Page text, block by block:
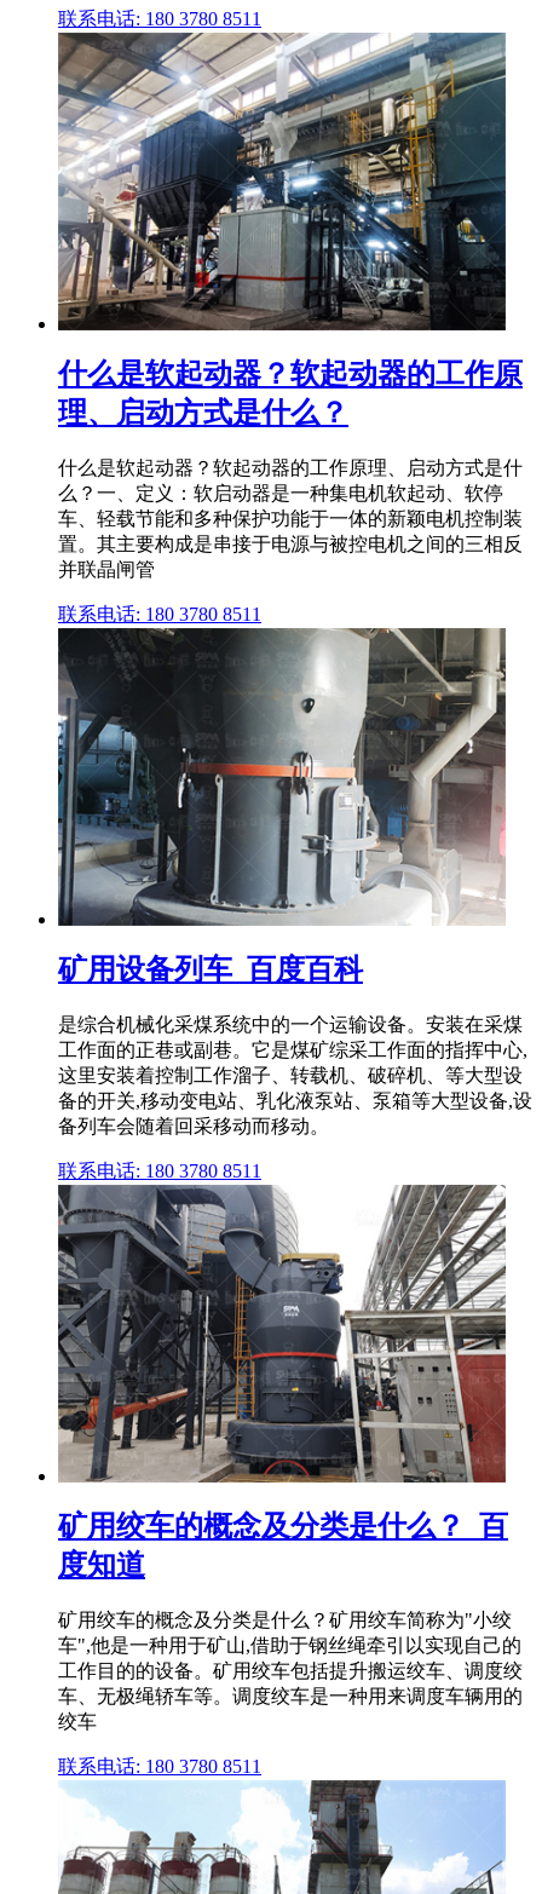
联系电话: 180 3780 8511
什么是软起动器？软起动器的工作原
理、启动方式是什么？
什么是软起动器？软起动器的工作原理、启动方式是什
么？一、定义：软启动器是一种集电机软起动、软停
车、轻载节能和多种保护功能于一体的新颖电机控制装
置。其主要构成是串接于电源与被控电机之间的三相反
并联晶闸管
联系电话: 180 3780 8511
矿用设备列车_百度百科
是综合机械化采煤系统中的一个运输设备。安装在采煤
工作面的正巷或副巷。它是煤矿综采工作面的指挥中心,
这里安装着控制工作溜子、转载机、破碎机、等大型设
备的开关,移动变电站、乳化液泵站、泵箱等大型设备,设
备列车会随着回采移动而移动。
联系电话: 180 3780 8511
矿用绞车的概念及分类是什么？_百
度知道
矿用绞车的概念及分类是什么？矿用绞车简称为"小绞
车",他是一种用于矿山,借助于钢丝绳牵引以实现自己的
工作目的的设备。矿用绞车包括提升搬运绞车、调度绞
车、无极绳轿车等。调度绞车是一种用来调度车辆用的
绞车
联系电话: 180 3780 8511